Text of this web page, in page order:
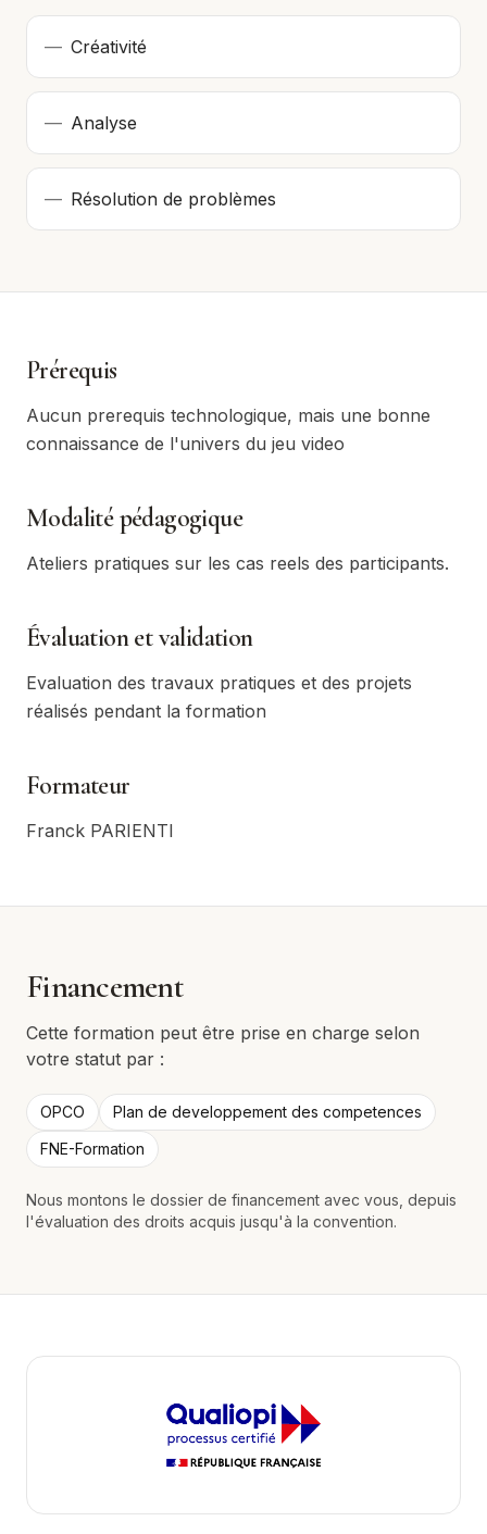
— Créativité
— Analyse
— Résolution de problèmes
Prérequis
Aucun prerequis technologique, mais une bonne
connaissance de l'univers du jeu video
Modalité pédagogique
Ateliers pratiques sur les cas reels des participants.
Évaluation et validation
Evaluation des travaux pratiques et des projets
réalisés pendant la formation
Formateur
Franck PARIENTI
Financement
Cette formation peut être prise en charge selon
votre statut par :
OPCO
Plan de developpement des competences
FNE-Formation
Nous montons le dossier de financement avec vous, depuis
l'évaluation des droits acquis jusqu'à la convention.